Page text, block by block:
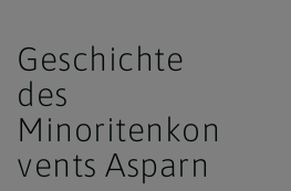
Geschichte
des
Minoritenkon
vents Asparn